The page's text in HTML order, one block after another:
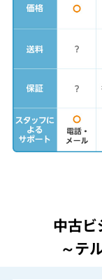
中古
～テ